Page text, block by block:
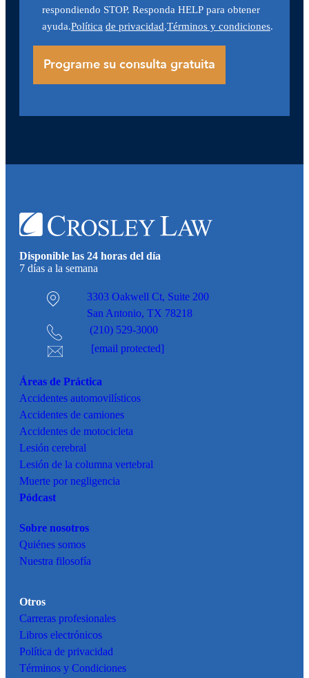
respondiendo STOP. Responda HELP para obtener
ayuda.Política de privacidad.Términos y condiciones.
Disponible las 24 horas del día
7 días a la semana
3303 Oakwell Ct, Suite 200
San Antonio, TX 78218
(210) 529-3000
[email protected]
Áreas de Práctica
Accidentes automovilísticos
Accidentes de camiones
Accidentes de motocicleta
Lesión cerebral
Lesión de la columna vertebral
Muerte por negligencia
Pódcast
Sobre nosotros
Quiénes somos
Nuestra filosofía
Otros
Carreras profesionales
Libros electrónicos
Política de privacidad
Términos y Condiciones